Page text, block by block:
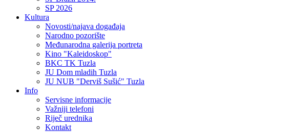
SP 2026
Kultura
Novosti/najava događaja
Narodno pozorište
Međunarodna galerija portreta
Kino "Kaleidoskop"
BKC TK Tuzla
JU Dom mladih Tuzla
JU NUB "Derviš Sušić" Tuzla
Info
Servisne informacije
Važniji telefoni
Riječ urednika
Kontakt